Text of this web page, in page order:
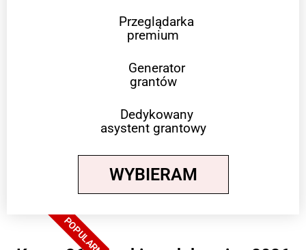
Przeglądarka
premium
Generator
grantów
Dedykowany
asystent grantowy
WYBIERAM
POPULARNE